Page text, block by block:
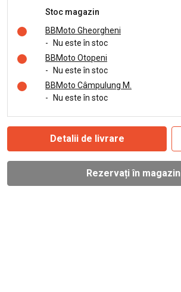
Stoc magazin
BBMoto Gheorgheni
- Nu este în stoc
BBMoto Otopeni
- Nu este în stoc
BBMoto Câmpulung M.
- Nu este în stoc
Detalii de livrare
Rezervați în magazin